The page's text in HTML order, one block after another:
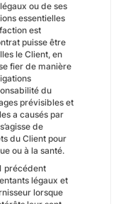
ou de ses
essentielles
est
puisse être
le Client, en
fier de manière
du
prévisibles et
a causés par
de
du Client pour
ou à la santé.
précédent
légaux et
lorsque